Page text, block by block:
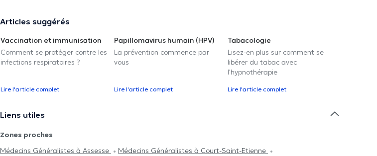
Articles suggérés
Vaccination et immunisation
Comment se protéger contre les
infections respiratoires ?
Lire l'article complet
Papillomavirus humain (HPV)
La prévention commence par
vous
Lire l'article complet
Tabacologie
Lisez-en plus sur comment se
libérer du tabac avec
l'hypnothérapie
Lire l'article complet
Liens utiles
Zones proches
Médecins Généralistes à Assesse
Médecins Généralistes à Court-Saint-Etienne